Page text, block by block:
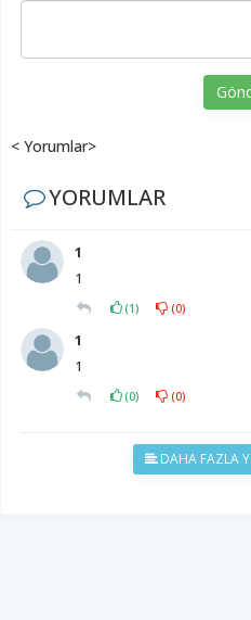
< Yorumlar>
YORUMLAR
1
1
(1) (0)
1
1
(0) (0)
DAHA FAZLA